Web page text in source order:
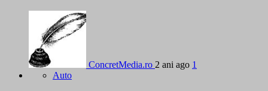
ConcretMedia.ro 2 ani ago 1
Auto